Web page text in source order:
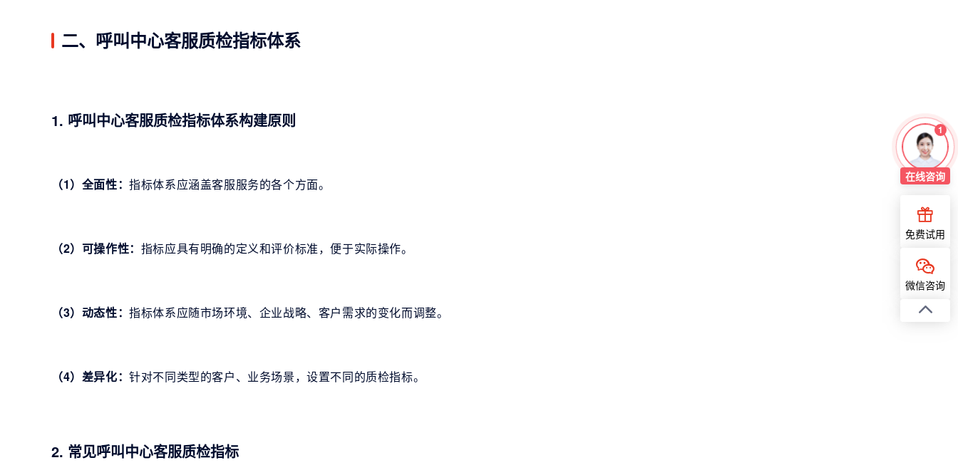
二、呼叫中心客服质检指标体系
1. 呼叫中心客服质检指标体系构建原则
（1）全面性：指标体系应涵盖客服服务的各个方面。
（2）可操作性： 指标应具有明确的定义和评价标准，便于实际操作。
（3）动态性：指标体系应随市场环境、企业战略、客户需求的变化而调整。
（4）差异化：针对不同类型的客户、业务场景，设置不同的质检指标。
2. 常见呼叫中心客服质检指标
1
在线咨询
免费试用
微信咨询